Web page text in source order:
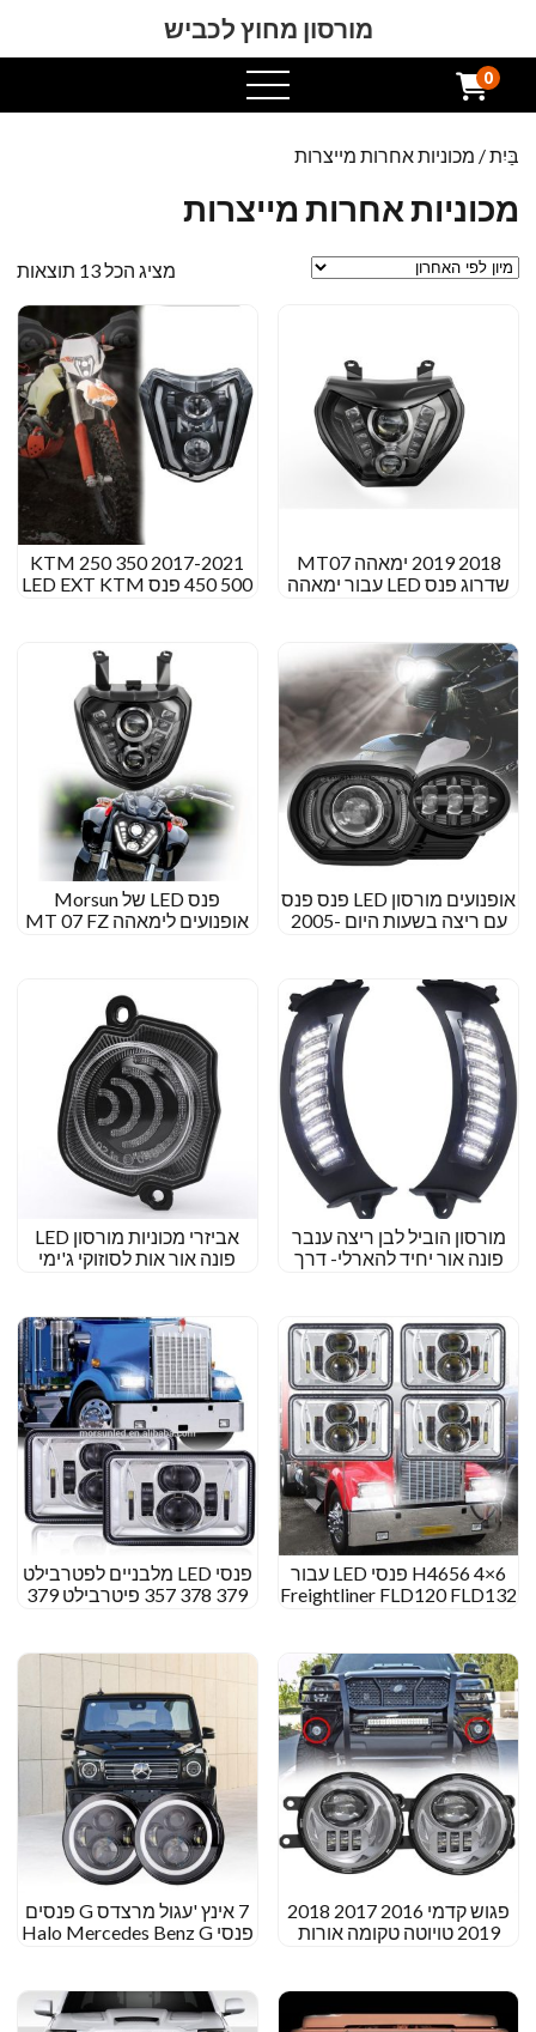
מורסון מחוץ לכביש
תפריט
פתוח
0
בַּיִת/ מכוניות אחרות מייצרות
מכוניות אחרות מייצרות
מציג הכל 13 תוצאות
2017-2021 KTM 250 350
450 500 פנס LED EXT KTM
2018 2019 ימאהה MT07
שדרוג פנס LED עבור ימאהה
פנס LED של Morsun
אופנועים לימאהה MT 07 FZ
אופנועים מורסון LED פנס פנס
עם ריצה בשעות היום 2005-
אביזרי מכוניות מורסון LED
פונה אור אות לסוזוקי ג'ימי
מורסון הוביל לבן ריצה ענבר
פונה אור יחיד להארלי- דרך
פנסי LED מלבניים לפטרבילט
379 378 357 פיטרבילט 379
H4656 4×6 פנסי LED עבור
Freightliner FLD120 FLD132
7 אינץ 'עגול מרצדס G פנסים
פנסי Halo Mercedes Benz G
פגוש קדמי 2016 2017 2018
2019 טויוטה טקומה אורות